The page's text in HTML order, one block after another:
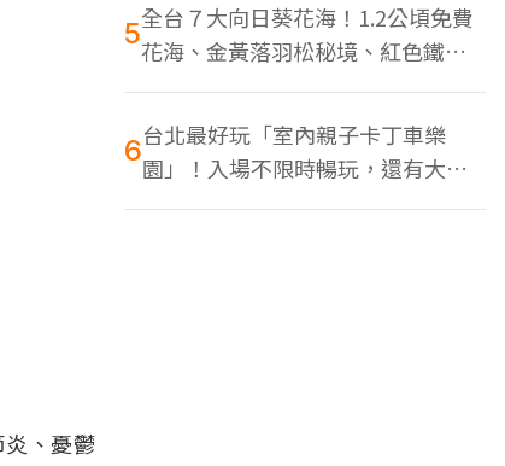
、憂鬱
5全台７大向日葵花海！1.2公頃免費
花海、金黃落羽松秘境、紅色鐵橋
同框
6台北最好玩「室內親子卡丁車樂
園」！入場不限時暢玩，還有大螢
幕Switch遊戲區